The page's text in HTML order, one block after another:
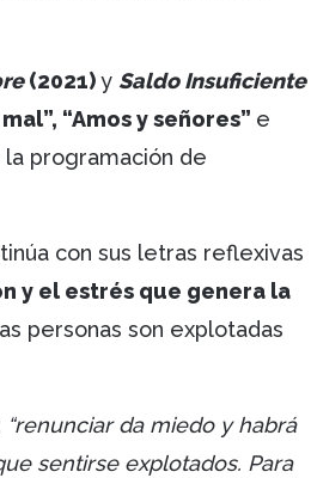
(2021)y Saldo Insuficiente
“Amos y señores” e
programación de
con sus letras reflexivas
y el estrés que genera la
personas son explotadas
“renunciar da miedo y habrá
sentirse explotados. Para